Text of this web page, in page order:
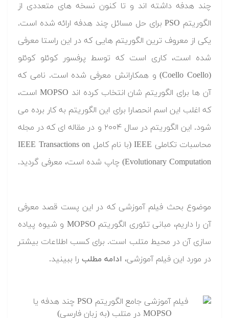
چند هدفه داشته اند و تا کنون نسخه های متعددی از
الگوریتم PSO برای حل مسائل چند هدفه ارائه شده است.
یکی از معروف ترین الگوریتم هایی که در این راستا معرفی
شده است، کاری است که توسط پرفسور کوئلو کوئلو
(Coello Coello) و همکارانش معرفی شده است. نامی که
آن ها برای الگوریتم شان انتخاب کرده اند MOPSO است،
که اغلب این اسم انحصارا برای این الگوریتم به کار برده می
شود. این الگوریتم در سال ۲۰۰۴ و در مقاله ای که در مجله
محاسبات تکاملی IEEE (با نام کامل IEEE Transactions on
Evolutionary Computation) چاپ شده است، معرفی گردید.
موضوع بحث فیلم آموزشی که در این پست قصد معرفی
آن را داریم، مبانی تئوری الگوریتم MOPSO و شیوه پیاده
سازی آن در محیط متلب است. برای کسب اطلاعات بیشتر
در مورد این فیلم آموزشی، ادامه مطلب را ببینید.